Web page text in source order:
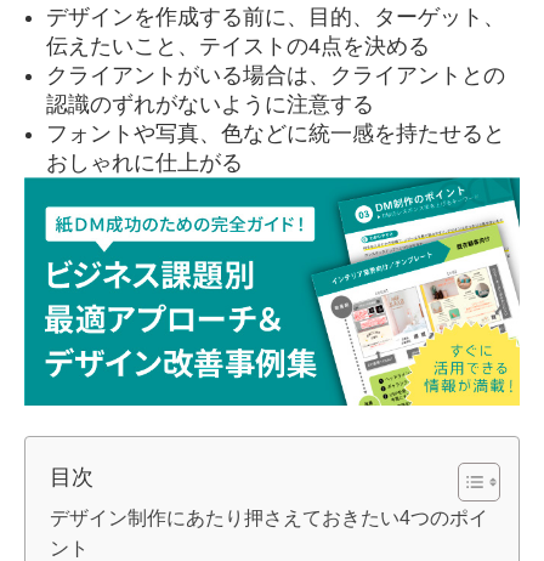
デザインを作成する前に、目的、ターゲット、
伝えたいこと、テイストの4点を決める
クライアントがいる場合は、クライアントとの
認識のずれがないように注意する
フォントや写真、色などに統一感を持たせると
おしゃれに仕上がる
目次
デザイン制作にあたり押さえておきたい4つのポイ
ント